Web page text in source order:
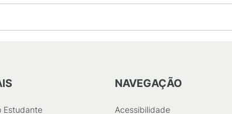
Estudante
NAVEGAÇÃO
Acessibilidade